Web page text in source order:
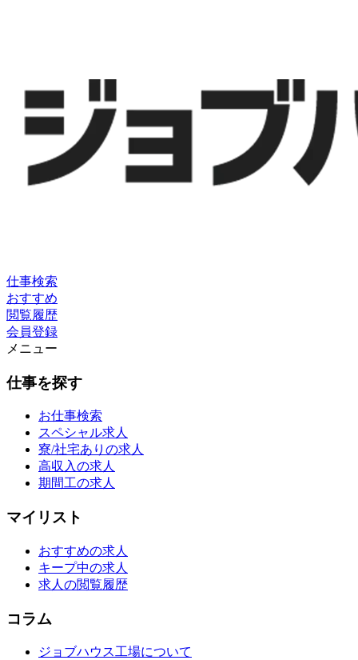
仕事検索
おすすめ
閲覧履歴
会員登録
メニュー
仕事を探す
お仕事検索
スペシャル求人
寮/社宅ありの求人
高収入の求人
期間工の求人
マイリスト
おすすめの求人
キープ中の求人
求人の閲覧履歴
コラム
ジョブハウス工場について